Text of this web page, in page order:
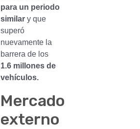
para un periodo
similar y que
superó
nuevamente la
barrera de los
1.6 millones de
vehículos.
Mercado
externo